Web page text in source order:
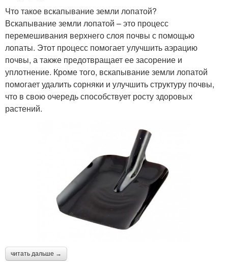
Что такое вскапывание земли лопатой?
Вскапывание земли лопатой – это процесс
перемешивания верхнего слоя почвы с помощью
лопаты. Этот процесс помогает улучшить аэрацию
почвы, а также предотвращает ее засорение и
уплотнение. Кроме того, вскапывание земли лопатой
помогает удалить сорняки и улучшить структуру почвы,
что в свою очередь способствует росту здоровых
растений.
читать дальше →